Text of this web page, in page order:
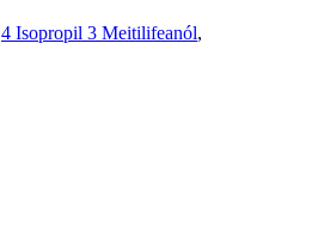
4 Isopropil 3 Meitilifeanól,